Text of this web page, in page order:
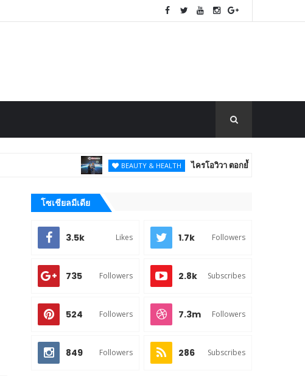
BEAUTY & HEALTH ไครโอวิวา ตอกย้ำภาพผู้นำนวัตกรรมสุข
โซเชียลมีเดีย
3.5k Likes 1.7k Followers
735 Followers 2.8k Subscribes
524 Followers 7.3m Followers
849 Followers 286 Subscribes